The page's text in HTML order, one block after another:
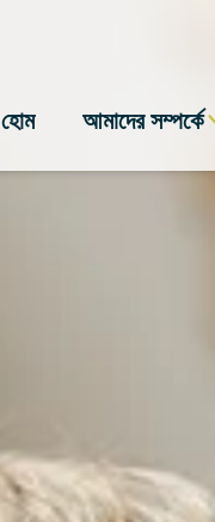
হোম আমাদের সম্পর্কে